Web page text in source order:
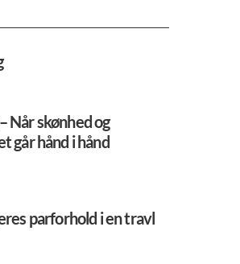
Når skønhed og
går hånd i hånd
parforhold i en travl